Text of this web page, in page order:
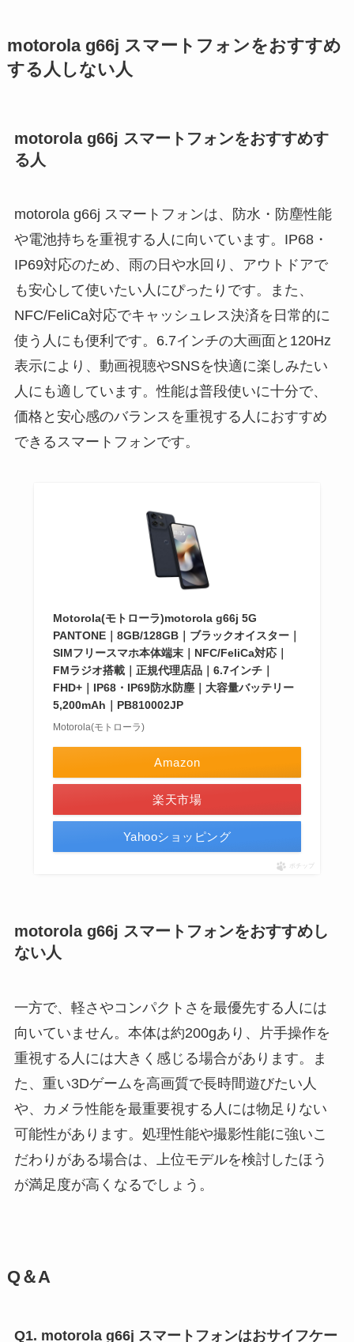
motorola g66j スマートフォンをおすすめ
する人しない人
motorola g66j スマートフォンをおすすめす
る人
motorola g66j スマートフォンは、防水・防塵性能
や電池持ちを重視する人に向いています。IP68・
IP69対応のため、雨の日や水回り、アウトドアで
も安心して使いたい人にぴったりです。また、
NFC/FeliCa対応でキャッシュレス決済を日常的に
使う人にも便利です。6.7インチの大画面と120Hz
表示により、動画視聴やSNSを快適に楽しみたい
人にも適しています。性能は普段使いに十分で、
価格と安心感のバランスを重視する人におすすめ
できるスマートフォンです。
Motorola(モトローラ)motorola g66j 5G
PANTONE｜8GB/128GB｜ブラックオイスター｜
SIMフリースマホ本体端末｜NFC/FeliCa対応｜
FMラジオ搭載｜正規代理店品｜6.7インチ｜
FHD+｜IP68・IP69防水防塵｜大容量バッテリー
5,200mAh｜PB810002JP
Motorola(モトローラ)
Amazon
楽天市場
Yahooショッピング
ポチップ
motorola g66j スマートフォンをおすすめし
ない人
一方で、軽さやコンパクトさを最優先する人には
向いていません。本体は約200gあり、片手操作を
重視する人には大きく感じる場合があります。ま
た、重い3Dゲームを高画質で長時間遊びたい人
や、カメラ性能を最重要視する人には物足りない
可能性があります。処理性能や撮影性能に強いこ
だわりがある場合は、上位モデルを検討したほう
が満足度が高くなるでしょう。
Q＆A
Q1. motorola g66j スマートフォンはおサイフケー